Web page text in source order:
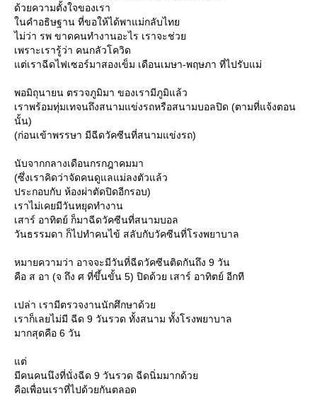
ด้วยความตั้งใจของเรา
นคำอธิษฐาน ที่ขอให้ได้พาแม่กลับไท
ไม่ว่า รพ ขาดคนทำงานอะไร เราจะช่ว
เพราะเรารู้ว่า คนกลัวโควิด
ต่เราฉีดไฟเซอร์มาสองเข็ม เดือนเมษา-พฤษภา ที่ไปรับแม่
พอมิถุนายน ตรวจภูมิมา ของเรามีภูมิแล้ว
เราพร้อมทุ่มเทจนถึงสนามแข่งรถหรือสนามบอลปิด (ตามที่แจ้งตอน
นั้น)
(ก่อนเข้าพรรษา มีฉีดวัคซีนที่สนามแข่งรถ)
นับจากกลางเดือนกรกฎาคมมา
(ซึ่งเราคิดว่าจัดคนดูแลแม่ลงตัวแล้ว
ประกอบกับ ห้องผ่าตัดปิดอีกรอบ)
เราไม่เคยมีวันหยุดทำงาน
เสาร์ อาทิตย์ ก็มาฉีดวัคซีนที่สนามบอล
วันธรรมดา ก็ไปทำคนไข้ สลับกับวัคซีนที่โรงพยาบาล
หมายความว่า อาจจะมีวันที่ฉีดวัคซีนติดกันถึง 9 วัน
คือ ส อา (จ ถึง ศ ที่ขึ้นขั้น 5) ปิดด้วย เสาร์ อาทิตย์ อีกที
เปล่า เรามีตรวจงานนักศึกษาด้ว
เราก็เลยไม่มี ฉีด 9 วันรวด ทั้งสนาม ทั้งโรงพยาบาล
มากสุดคือ 6 วัน
ต่
มีคนคนนึงที่นั่งฉีด 9 วันรวด ฉีดนิ่มมากด้ว
คือเพื่อนเราที่ไปด้วยกันตลอด